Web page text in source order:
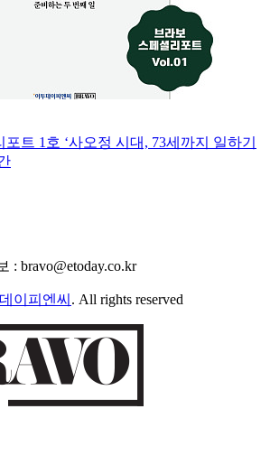
포트 1호 ‘사오정 시대, 73세까지 일하기
: bravo@etoday.co.kr
이피엔씨 . All rights reserved